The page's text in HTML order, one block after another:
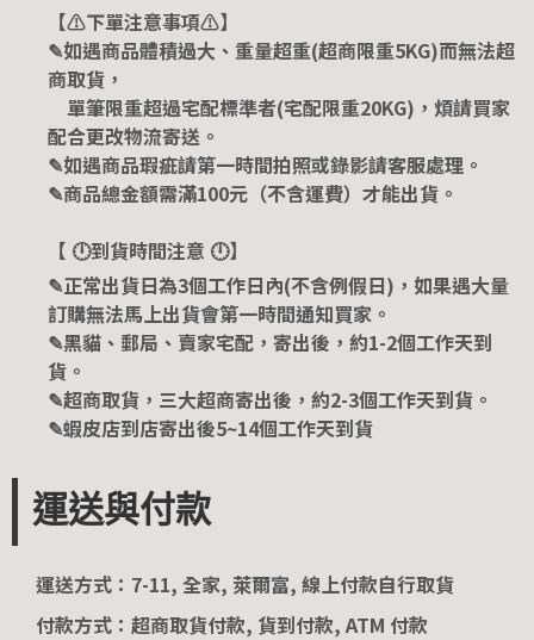
【⚠️下單注意事項⚠️】
✎如遇商品體積過大、重量超重(超商限重5KG)而無法超
商取貨，
單筆限重超過宅配標準者(宅配限重20KG)，煩請買家
配合更改物流寄送。
✎如遇商品瑕疵請第一時間拍照或錄影請客服處理。
✎商品總金額需滿100元（不含運費）才能出貨。
【 🕛到貨時間注意 🕛】
✎正常出貨日為3個工作日內(不含例假日)，如果遇大量
訂購無法馬上出貨會第一時間通知買家。
✎黑貓、郵局、賣家宅配，寄出後，約1-2個工作天到
貨。
✎超商取貨，三大超商寄出後，約2-3個工作天到貨。
✎蝦皮店到店寄出後5~14個工作天到貨
運送與付款
運送方式：7-11, 全家, 萊爾富, 線上付款自行取貨
付款方式：超商取貨付款, 貨到付款, ATM 付款